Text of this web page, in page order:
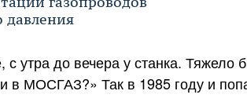
давления
с утра до вечера у станка.
в МОСГАЗ?» Так в 1985 году и